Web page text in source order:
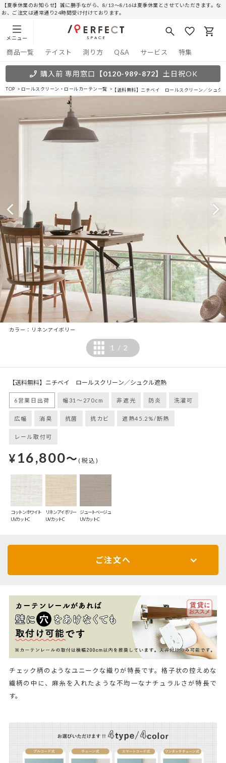
【夏季休業のお知らせ】誠に勝手ながら、8/13～8/16は夏季休業とさせていただきます。な
お、ご注文は通常通り24時間受け付けております。
メニュー
商品一覧 テイスト 測り方 Q&A サービス 特集
購入前 専用窓口 【0120-989-872】 土日祝OK
TOP ロールスクリーン・ロールカーテン一覧 【送料無料】ニチベイ ロールスクリーン／シュク
カラー：リネンアイボリー
1 / 2
【送料無料】ニチベイ ロールスクリーン／シュクル遮熱
6営業日出荷 幅31～270cm 非遮光 防炎 洗濯可
広幅 消臭 抗菌 抗カビ 遮熱45.2%/断熱
レール取付可
¥16,800～(税込)
コットンホワイト
UVカットC
リネンアイボリー
UVカットC
ジュートベージュ
UVカットC
ご注文へ
チェック柄のようなユニークな織りが特長です。格子状の控えめな
織柄の中に、麻糸を入れたような不均一なナチュラルさが特長で
す。